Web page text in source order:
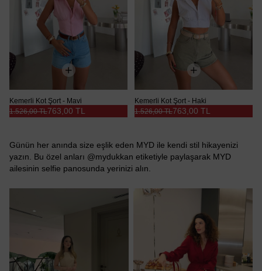
Kemerli Kot Şort - Mavi
763,00 TL
1.526,00 TL
Kemerli Kot Şort - Haki
763,00 TL
1.526,00 TL
Günün her anında size eşlik eden MYD ile kendi stil hikayenizi
yazın. Bu özel anları @mydukkan etiketiyle paylaşarak MYD
ailesinin selfie panosunda yerinizi alın.